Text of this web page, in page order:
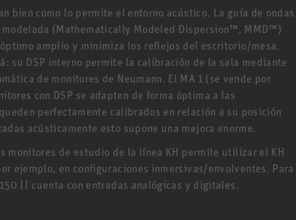
bien como lo permite el entorno acústico. La guía de ondas
(Mathematically Modeled Dispersion™, MMD™)
amplio y minimiza los reflejos del escritorio/mesa.
su DSP interno permite la calibración de la sala mediante
de monitores de Neumann. El MA 1 (se vende por
con DSP se adapten de forma óptima a las
perfectamente calibrados en relación a su posición
acústicamente esto supone una mejora enorme.
monitores de estudio de la línea KH permite utilizar el KH
ejemplo, en configuraciones inmersivas/envolventes. Para
II cuenta con entradas analógicas y digitales.